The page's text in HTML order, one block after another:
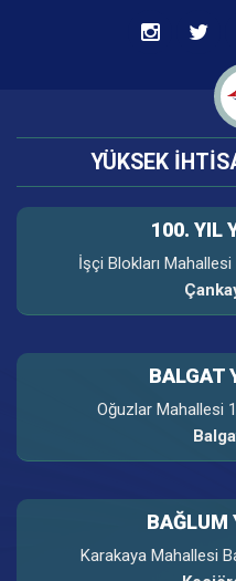
YÜKSEK
100. YIL
İşçi Blokları
BALGAT
Oğuzlar Mahallesi
BAĞLUM
Karakaya Mahallesi